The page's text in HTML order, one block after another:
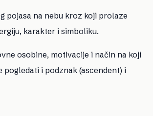
pojasa na nebu kroz koji prolaze
karakter i simboliku.
osobine, motivacije i način na koji
i podznak (ascendent) i